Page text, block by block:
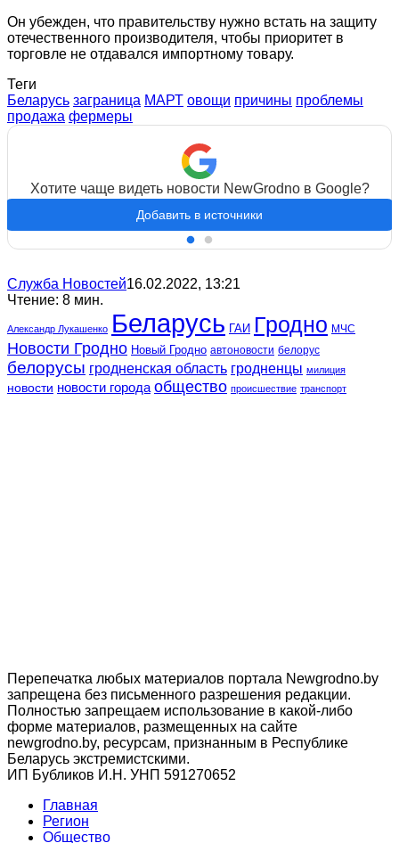
Он убежден, что правительству нужно встать на защиту
отечественного производителя, чтобы приоритет в
торговле не отдавался импортному товару.
Теги
Беларусь заграница МАРТ овощи причины проблемы
продажа фермеры
Хотите чаще видеть новости NewGrodno в Google?
Добавить в источники
Служба Новостей16.02.2022, 13:21
Чтение: 8 мин.
Александр Лукашенко Беларусь ГАИ Гродно МЧС
Новости Гродно Новый Гродно автоновости белорус
белорусы гродненская область гродненцы милиция
новости новости города общество происшествие транспорт
Перепечатка любых материалов портала Newgrodno.by
запрещена без письменного разрешения редакции.
Полностью запрещаем использование в какой-либо
форме материалов, размещенных на сайте
newgrodno.by, ресурсам, признанным в Республике
Беларусь экстремистскими.
ИП Бубликов И.Н. УНП 591270652
Главная
Регион
Общество